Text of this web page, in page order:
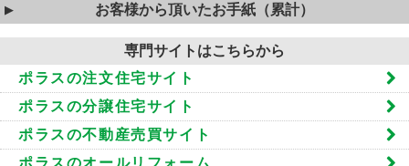
お客様から頂いたお手紙（累計）
専門サイトはこちらから
ポラスの注文住宅サイト
ポラスの分譲住宅サイト
ポラスの不動産売買サイト
ポラスのオールリフォーム